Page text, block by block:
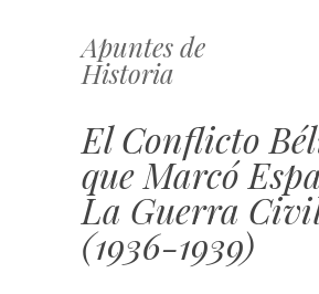
Apuntes de
Historia
Saltar
al
El Conflicto
que Marcó
La Guerra
(1936-1939)